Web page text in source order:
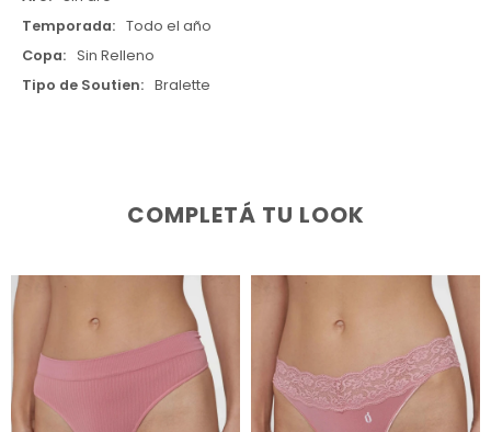
Temporada
Todo el año
Copa
Sin Relleno
Tipo de Soutien
Bralette
COMPLETÁ TU LOOK